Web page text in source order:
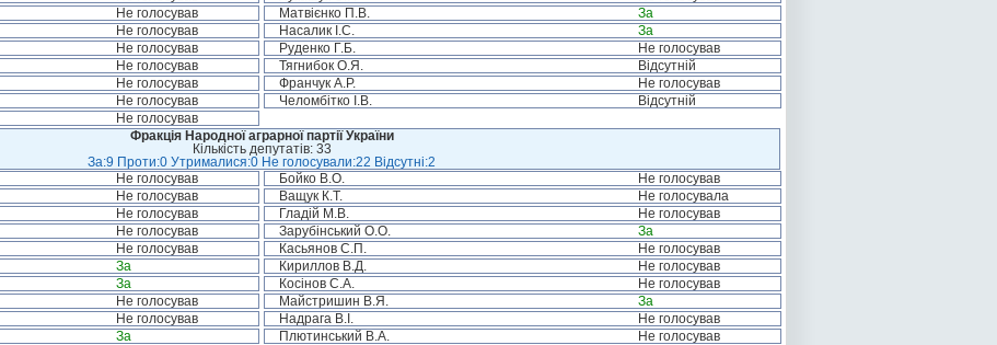
Не голосував Матвієнко П.В.
За
Не голосував Насалик І.С.
За
Не голосував Руденко Г.Б.
Не голосував
Не голосував Тягнибок О.Я.
Відсутній
Не голосував Франчук А.Р.
Не голосував
Не голосував Челомбітко І.В.
Відсутній
Не голосував
Фракція Народної аграрної партії України
Кількість депутатів: 33
За:9 Проти:0 Утрималися:0 Не голосували:22 Відсутні:2
Не голосував Бойко В.О.
Не голосував
Не голосував Ващук К.Т.
Не голосувала
Не голосував Гладій М.В.
Не голосував
Не голосував Зарубінський О.О.
За
Не голосував Касьянов С.П.
Не голосував
За Кириллов В.Д.
Не голосував
За Косінов С.А.
Не голосував
Не голосував Майстришин В.Я.
За
Не голосував Надрага В.І.
Не голосував
За Плютинський В.А.
Не голосував